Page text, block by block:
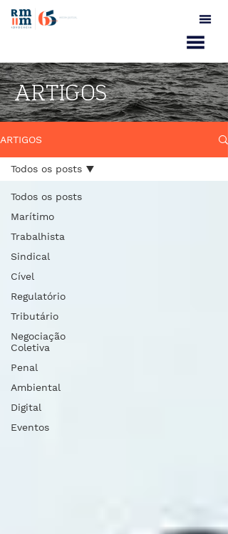
ARTIGOS
ARTIGOS
Todos os posts
Marítimo
Trabalhista
Sindical
Cível
Regulatório
Tributário
Negociação
Coletiva
Penal
Ambiental
Digital
Eventos
Todos os posts